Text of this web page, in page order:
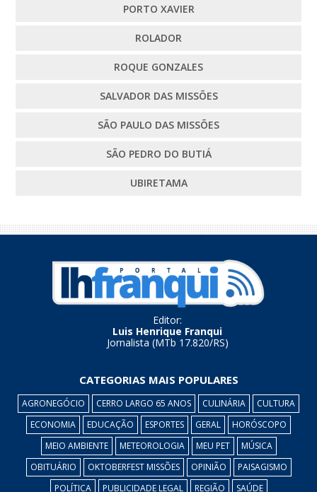
PORTO XAVIER
ROLADOR
ROQUE GONZALES
SALVADOR DAS MISSÕES
SÃO PAULO DAS MISSÕES
SÃO PEDRO DO BUTIÁ
UBIRETAMA
Editor:
Luis Henrique Franqui
Jornalista (MTb 17.820/RS)
CATEGORIAS MAIS POPULARES
AGRONEGÓCIO CERRO LARGO 65 ANOS CULINÁRIA
CULTURA
ECONOMIA
EDUCAÇÃO ESPORTES GERAL
HORÓSCOPO
MEIO AMBIENTE
METEOROLOGIA MEU PET
MÚSICA
OBITUÁRIO
OKTOBERFEST MISSÕES OPINIÃO
PAISAGISMO
POLÍTICA
PUBLICIDADE LEGAL REGIÃO SAÚDE